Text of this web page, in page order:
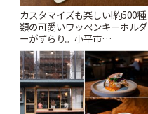
カスタマイズも楽しい!約500種
類の可愛いワッペンキーホルダ
ーがずらり。小平市
「Kimamaya T&K」 | ことりっ
ぷ